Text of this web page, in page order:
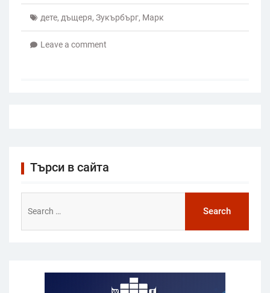
дете, дъщеря, Зукърбърг, Марк
Leave a comment
Търси в сайта
for: